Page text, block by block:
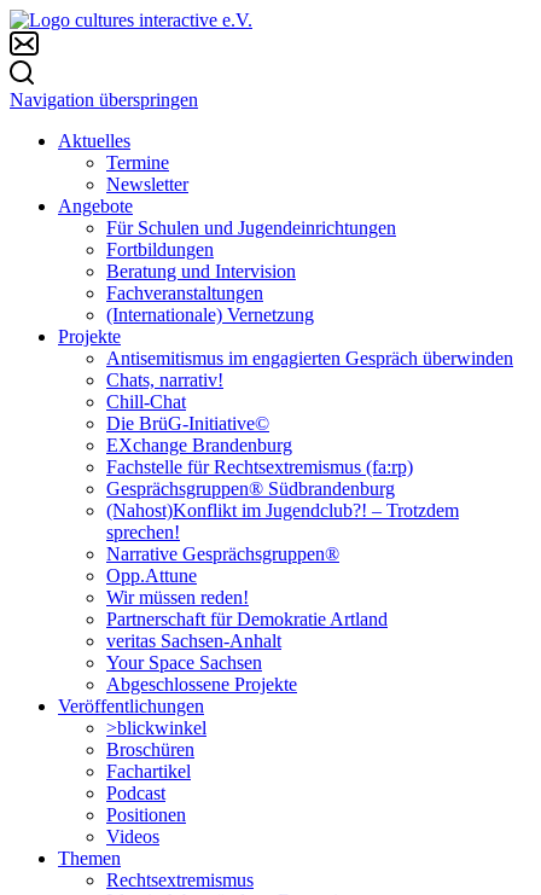
Navigation überspringen
Aktuelles
Termine
Newsletter
Angebote
Für Schulen und Jugendeinrichtungen
Fortbildungen
Beratung und Intervision
Fachveranstaltungen
(Internationale) Vernetzung
Projekte
Antisemitismus im engagierten Gespräch überwinden
Chats, narrativ!
Chill-Chat
Die BrüG-Initiative©
EXchange Brandenburg
Fachstelle für Rechtsextremismus (fa:rp)
Gesprächsgruppen® Südbrandenburg
(Nahost)Konflikt im Jugendclub?! – Trotzdem
sprechen!
Narrative Gesprächsgruppen®
Opp.Attune
Wir müssen reden!
Partnerschaft für Demokratie Artland
veritas Sachsen-Anhalt
Your Space Sachsen
Abgeschlossene Projekte
Veröffentlichungen
>blickwinkel
Broschüren
Fachartikel
Podcast
Positionen
Videos
Themen
Rechtsextremismus